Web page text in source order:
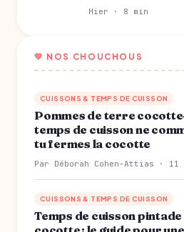
Hier · 8 min
💛 NOS CHOUCHOUS
CUISSONS & TEMPS DE CUISSON
Pommes de terre
temps de cuisson ne
tu fermes la cocotte
Par Déborah Cohen-Attias · 11
CUISSONS & TEMPS DE CUISSON
Temps de cuisson pintade